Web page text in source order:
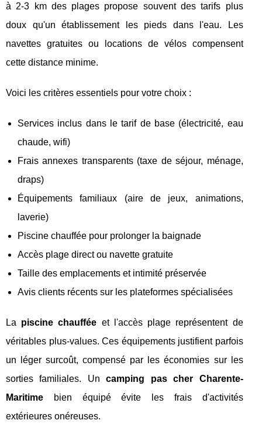
à 2-3 km des plages propose souvent des tarifs plus
doux qu'un établissement les pieds dans l'eau. Les
navettes gratuites ou locations de vélos compensent
cette distance minime.
Voici les critères essentiels pour votre choix :
Services inclus dans le tarif de base (électricité, eau
chaude, wifi)
Frais annexes transparents (taxe de séjour, ménage,
draps)
Équipements familiaux (aire de jeux, animations,
laverie)
Piscine chauffée pour prolonger la baignade
Accès plage direct ou navette gratuite
Taille des emplacements et intimité préservée
Avis clients récents sur les plateformes spécialisées
La piscine chauffée et l'accès plage représentent de
véritables plus-values. Ces équipements justifient parfois
un léger surcoût, compensé par les économies sur les
sorties familiales. Uncamping pas cher Charente-
Maritime bien équipé évite les frais d'activités
extérieures onéreuses.